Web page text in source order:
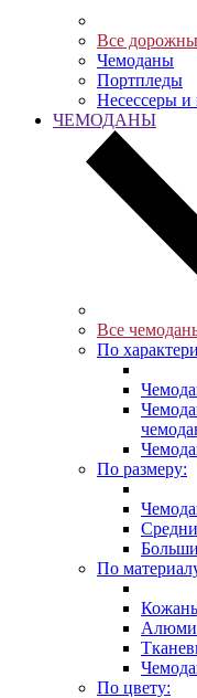
Все
Чемоданы
Портпледы
Несессеры и
ЧЕМОДАНЫ
Все
По
По размеру:
По
По цвету: